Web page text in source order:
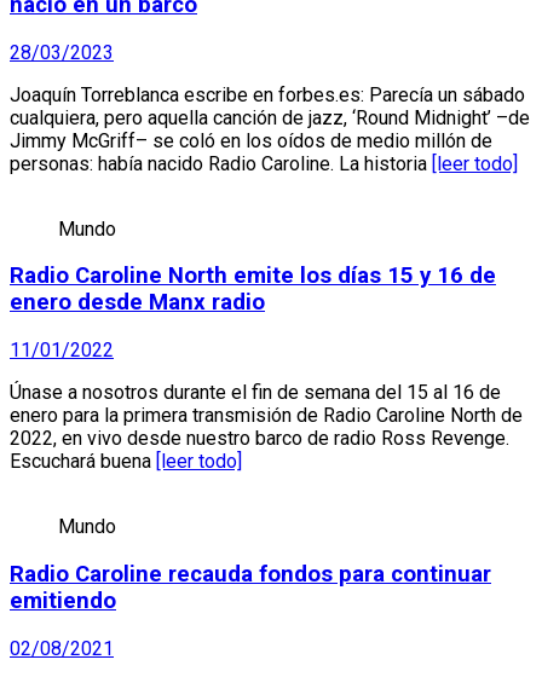
28/03/2023
Joaquín Torreblanca escribe en forbes.es: Parecía un sábado
cualquiera, pero aquella canción de jazz, ‘Round Midnight’ –de
Jimmy McGriff– se coló en los oídos de medio millón de
personas: había nacido Radio Caroline. La historia [leer todo]
Mundo
Radio Caroline North emite los días 15 y 16 de
enero desde Manx radio
11/01/2022
Únase a nosotros durante el fin de semana del 15 al 16 de
enero para la primera transmisión de Radio Caroline North de
2022, en vivo desde nuestro barco de radio Ross Revenge.
Escuchará buena
[leer todo]
Mundo
Radio Caroline recauda fondos para continuar
emitiendo
02/08/2021